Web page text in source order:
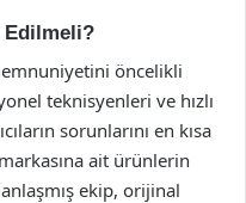
Edilmeli?
öncelikli
teknisyenleri ve hızlı
sorunlarını en kısa
ait ürünlerin
ekip, orijinal